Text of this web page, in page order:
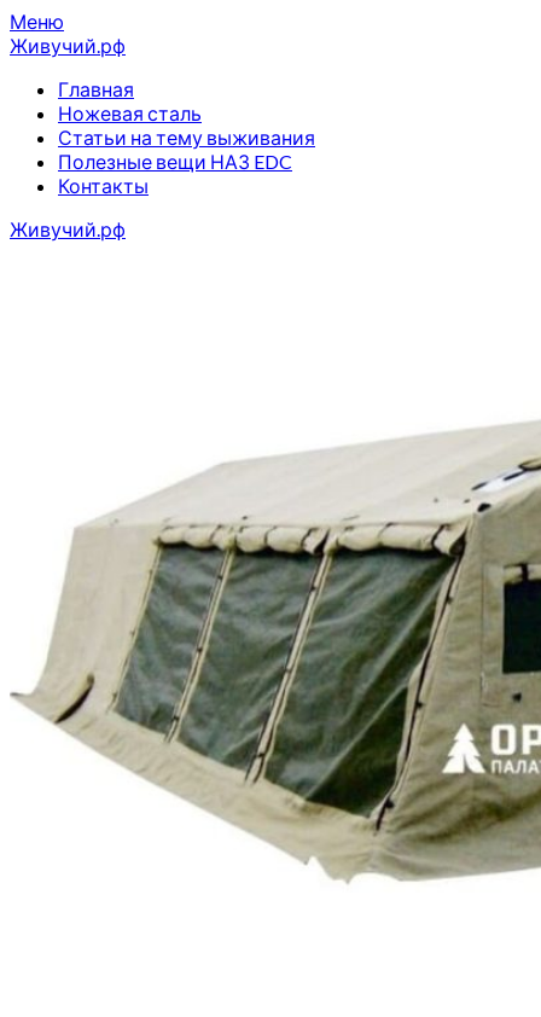
Перейти
к
Меню
Живучий.рф
Главная
Ножевая сталь
Статьи на тему выживания
Полезные вещи НАЗ EDC
Контакты
Живучий.рф